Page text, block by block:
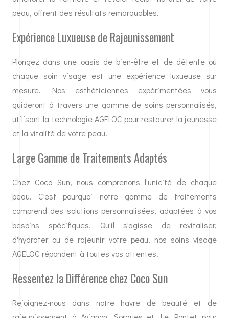
peau, offrent des résultats remarquables.
Expérience Luxueuse de Rajeunissement
Plongez dans une oasis de bien-être et de détente où
chaque soin visage est une expérience luxueuse sur
mesure. Nos esthéticiennes expérimentées vous
guideront à travers une gamme de soins personnalisés,
utilisant la technologie AGELOC pour restaurer la jeunesse
et la vitalité de votre peau.
Large Gamme de Traitements Adaptés
Chez Coco Sun, nous comprenons l'unicité de chaque
peau. C'est pourquoi notre gamme de traitements
comprend des solutions personnalisées, adaptées à vos
besoins spécifiques. Qu'il s'agisse de revitaliser,
d'hydrater ou de rajeunir votre peau, nos soins visage
AGELOC répondent à toutes vos attentes.
Ressentez la Différence chez Coco Sun
Rejoignez-nous dans notre havre de beauté et de